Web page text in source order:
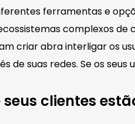
ferramentas e
complexos
criar abra interligar os
de suas redes. Se os
seus clientes